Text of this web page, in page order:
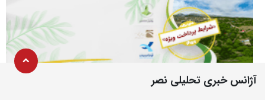
آژانس خبری تحلیلی نصر